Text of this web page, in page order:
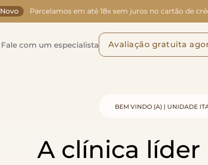
Novo Parcelamos em até 18x sem juros no cartão de
Fale com um especialista Avaliação gratuita
BEM VINDO (A) | UNIDADE
A clínica